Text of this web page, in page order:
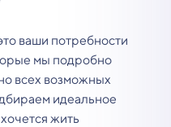
ваши потребности
мы подробно
всех возможных
идеальное
жить